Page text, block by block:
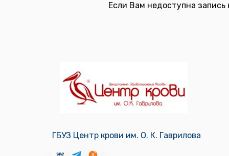
Если Вам недоступна
ГБУЗ Центр крови им. О. К. Гаврилова